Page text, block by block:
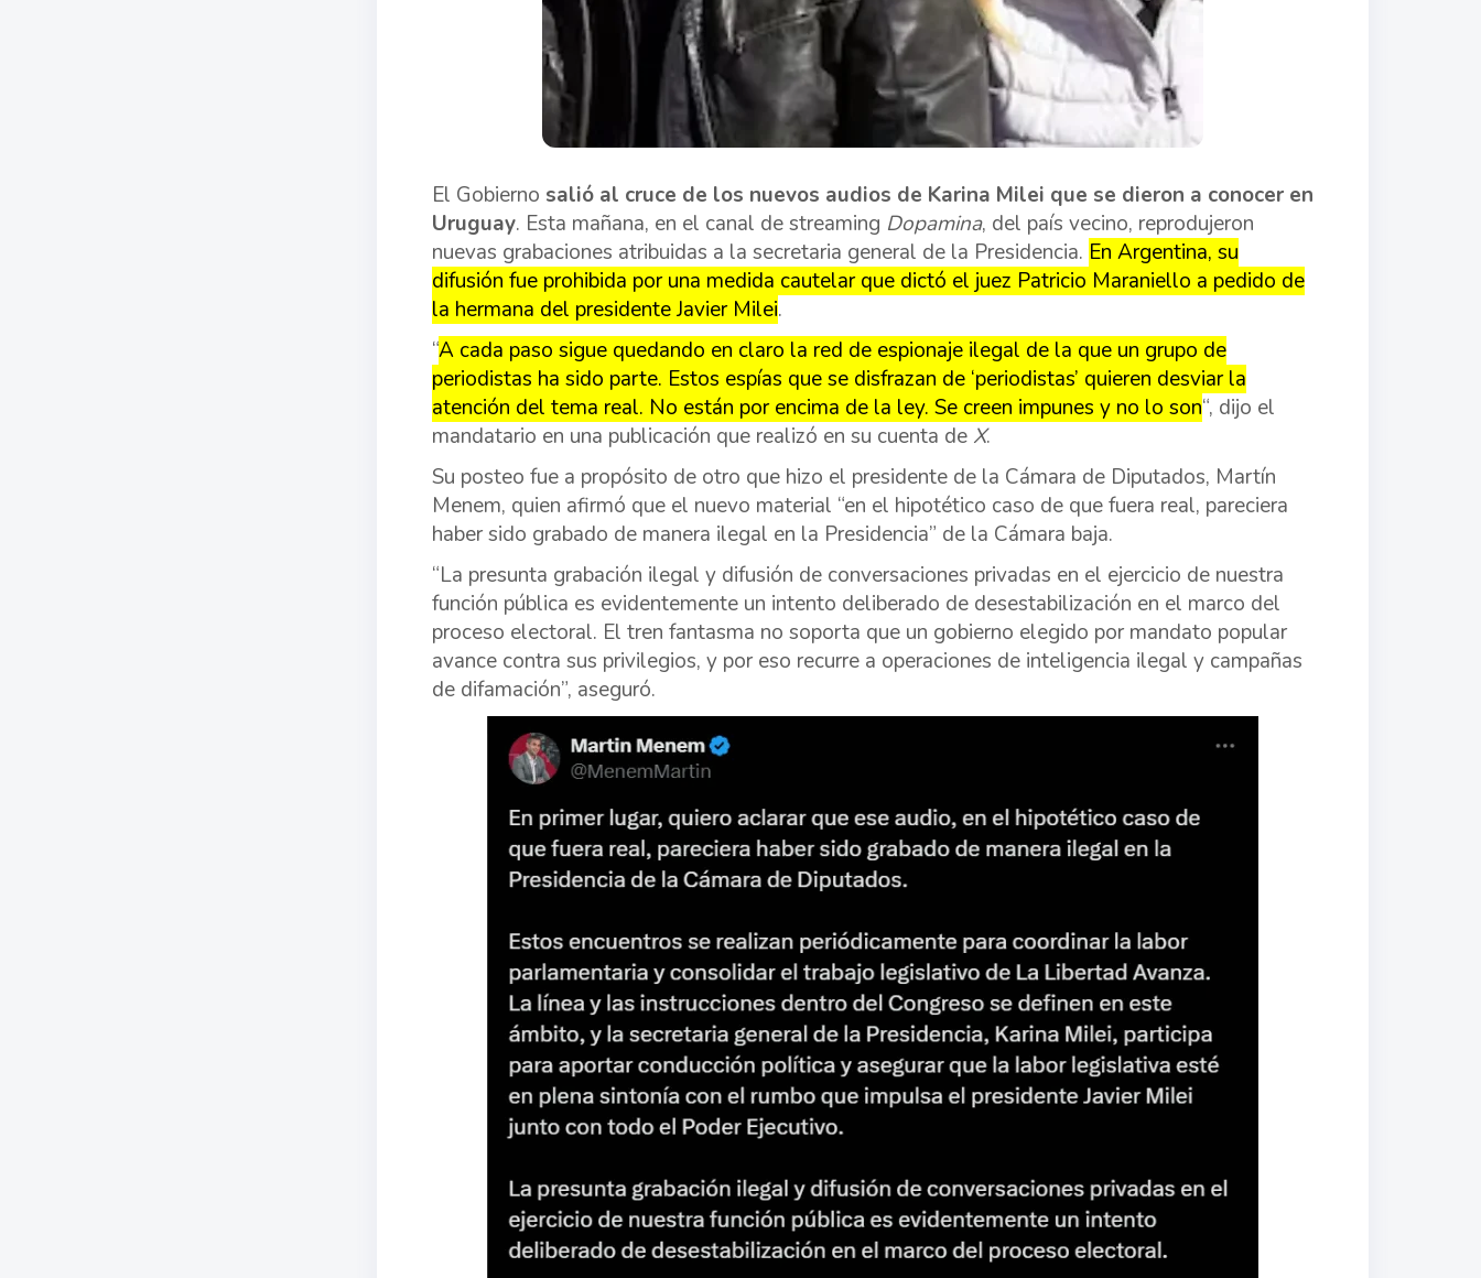
El Gobierno salió al cruce de los nuevos audios de Karina Milei que se dieron a conocer en
Uruguay. Esta mañana, en el canal de streaming Dopamina, del país vecino, reprodujeron
nuevas grabaciones atribuidas a la secretaria general de la Presidencia. En Argentina, su
difusión fue prohibida por una medida cautelar que dictó el juez Patricio Maraniello a pedido de
la hermana del presidente Javier Milei.
“A cada paso sigue quedando en claro la red de espionaje ilegal de la que un grupo de
periodistas ha sido parte. Estos espías que se disfrazan de ‘periodistas’ quieren desviar la
atención del tema real. No están por encima de la ley. Se creen impunes y no lo son“, dijo el
mandatario en una publicación que realizó en su cuenta de X.
Su posteo fue a propósito de otro que hizo el presidente de la Cámara de Diputados, Martín
Menem, quien afirmó que el nuevo material “en el hipotético caso de que fuera real, pareciera
haber sido grabado de manera ilegal en la Presidencia” de la Cámara baja.
“La presunta grabación ilegal y difusión de conversaciones privadas en el ejercicio de nuestra
función pública es evidentemente un intento deliberado de desestabilización en el marco del
proceso electoral. El tren fantasma no soporta que un gobierno elegido por mandato popular
avance contra sus privilegios, y por eso recurre a operaciones de inteligencia ilegal y campañas
de difamación”, aseguró.